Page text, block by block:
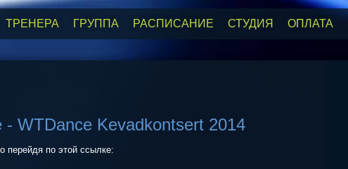
ТРЕНЕРА ГРУППА РАСПИСАНИЕ СТУДИЯ ОПЛАТА
- WTDance Kevadkontsert 2014
перейдя по этой ссылке: